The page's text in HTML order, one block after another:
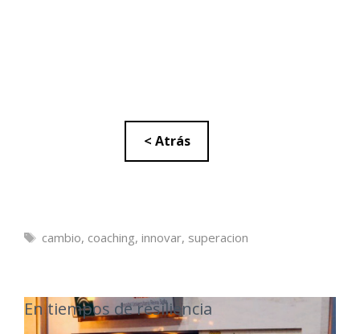
< Atrás
Etiquetas
cambio, coaching, innovar, superacion
En tiempos de resiliencia